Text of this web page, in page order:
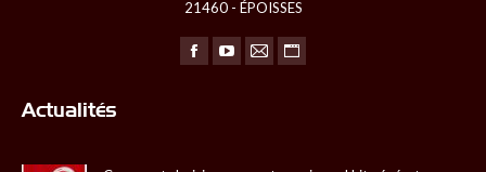
21460 - ÉPOISSES
La
La
La
La
Actualités